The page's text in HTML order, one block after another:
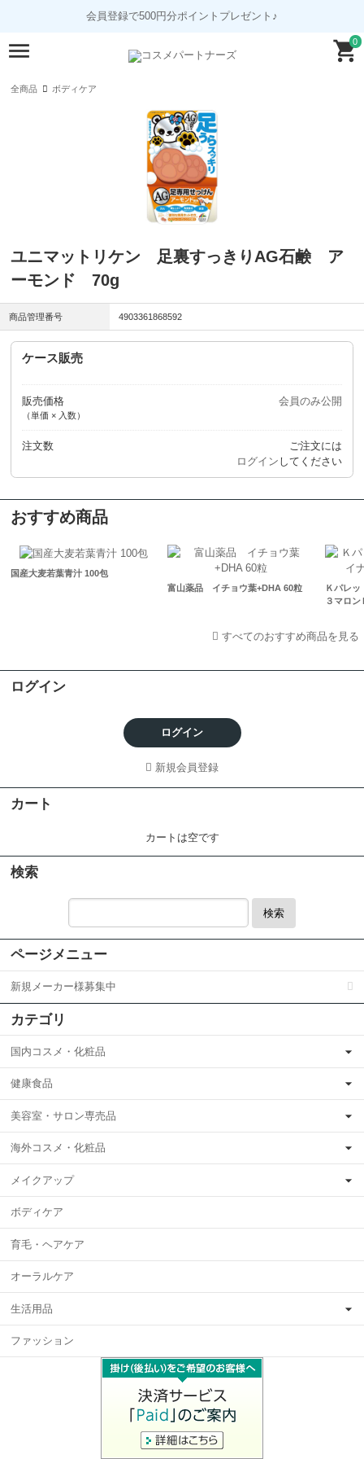
会員登録で500円分ポイントプレゼント♪
0
全商品 ボディケア
ユニマットリケン 足裏すっきりAG石鹸 ア
ーモンド 70g
商品管理番号 4903361868592
ケース販売
販売価格
（単価 × 入数）
会員のみ公開
注文数
ご注文には
ログイン してください
おすすめ商品
国産大麦若葉青汁 100包
富山薬品 イチョウ葉+DHA 60粒
Ｋパレッ
３マロン
すべてのおすすめ商品を見る
ログイン
ログイン
新規会員登録
カート
カートは空です
検索
検索
ページメニュー
新規メーカー様募集中
カテゴリ
国内コスメ・化粧品
健康食品
美容室・サロン専売品
海外コスメ・化粧品
メイクアップ
ボディケア
育毛・ヘアケア
オーラルケア
生活用品
ファッション